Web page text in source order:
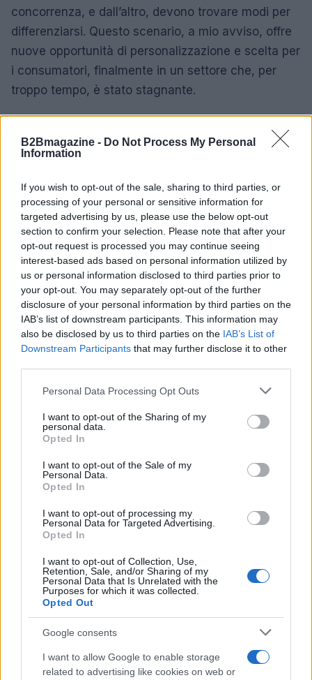
B2Bmagazine - Do Not Process My Personal
Information
If you wish to opt-out of the sale, sharing to third parties, or
processing of your personal or sensitive information for
targeted advertising by us, please use the below opt-out
section to confirm your selection. Please note that after your
opt-out request is processed you may continue seeing
interest-based ads based on personal information utilized by
us or personal information disclosed to third parties prior to
your opt-out. You may separately opt-out of the further
disclosure of your personal information by third parties on the
IAB’s list of downstream participants. This information may
also be disclosed by us to third parties on the IAB’s List of
Downstream Participants that may further disclose it to other
Please note that this website/app uses one or more Google
not limited to your visit or usage behaviour. You may click to
grant or deny consent to Google and its third-party tags to
use your data for below specified purposes in below Google
consent section.
Personal Data Processing Opt Outs
I want to opt-out of the Sharing of my
personal data.
Opted In
I want to opt-out of the Sale of my
Personal Data.
Opted In
I want to opt-out of processing my
Personal Data for Targeted Advertising.
Opted In
I want to opt-out of Collection, Use,
Retention, Sale, and/or Sharing of my
Personal Data that Is Unrelated with the
Purposes for which it was collected.
Opted Out
Google consents
I want to allow Google to enable storage
related to advertising like cookies on web or
concorrenza, e dall’altro, devono trovare modi per
differenziarsi. Questo scenario, a mio avviso, offre
nuove opportunità di personalizzazione e scelta per
i consumatori, finalmente in un settore che, per
troppo tempo, è stato stagnante.
AUTORE
Continua a leggere
FOCUS PMI